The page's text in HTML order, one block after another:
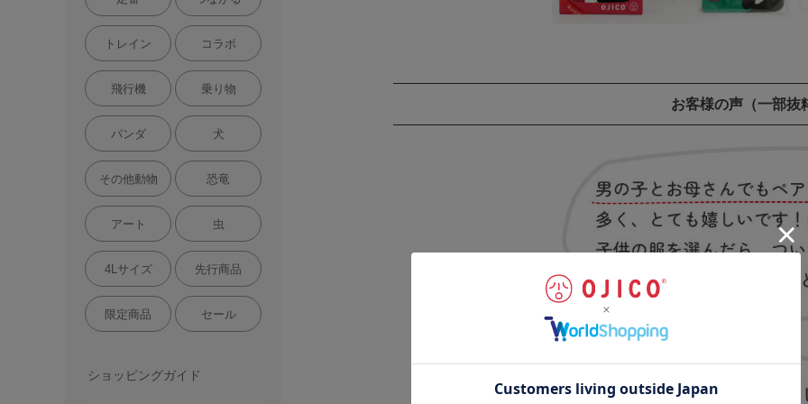
トレイン コラボ
飛行機 乗り物
パンダ 犬
その他動物 恐竜
アート 虫
4Lサイズ 先行商品
限定商品 セール
ショッピングガイド
お客様の声 （一部抜